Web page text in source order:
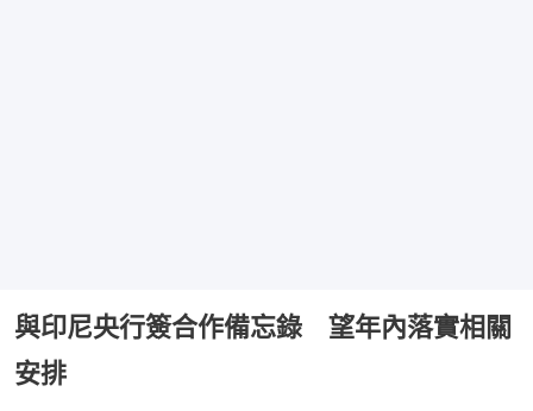
與印尼央行簽合作備忘錄 望年內落實相關
安排